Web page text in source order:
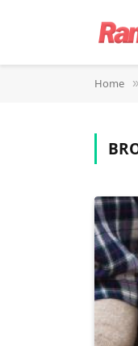
Home »